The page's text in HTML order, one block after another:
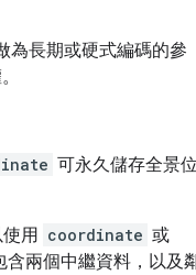
為長期或硬式編碼的參
可永久儲存全景
用 coordinate 或
含兩個中繼資料，以及